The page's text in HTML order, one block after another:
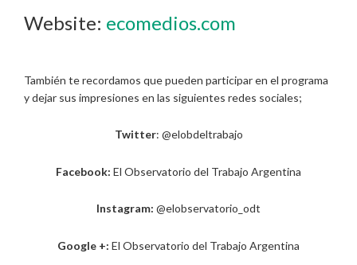
Website: ecomedios.com
También te recordamos que pueden participar en el programa
y dejar sus impresiones en las siguientes redes sociales;
Twitter: @elobdeltrabajo
Facebook: El Observatorio del Trabajo Argentina
Instagram: @elobservatorio_odt
Google +: El Observatorio del Trabajo Argentina